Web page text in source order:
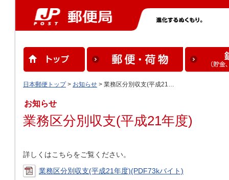
日本郵便トップ> お知らせ > 業務区分別収支(平成21…
お知らせ
業務区分別収支(平成21年度)
詳しくはこちらをご覧ください。
業務区分別収支(平成21年度)(PDF73kバイト)